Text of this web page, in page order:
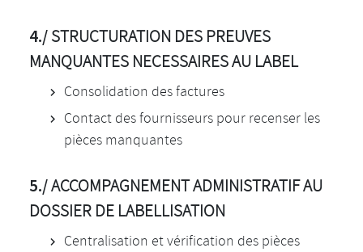
4./STRUCTURATION DES PREUVES
MANQUANTES NECESSAIRES AU LABEL
Consolidation des factures
Contact des fournisseurs pour recenser les
pièces manquantes
5./ACCOMPAGNEMENT ADMINISTRATIF AU
DOSSIER DE LABELLISATION
Centralisation et vérification des pièces